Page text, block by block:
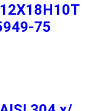
75